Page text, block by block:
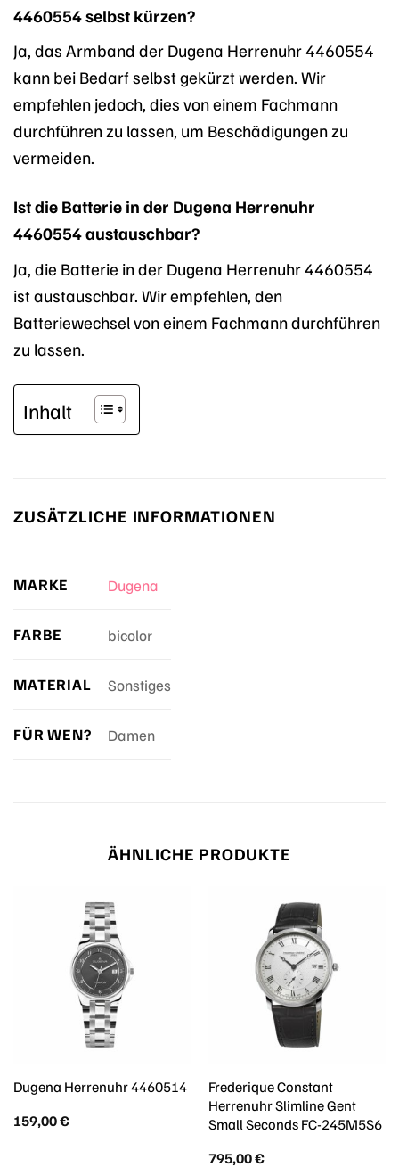
4460554 selbst kürzen?
Ja, das Armband der Dugena Herrenuhr 4460554
kann bei Bedarf selbst gekürzt werden. Wir
empfehlen jedoch, dies von einem Fachmann
durchführen zu lassen, um Beschädigungen zu
vermeiden.
Ist die Batterie in der Dugena Herrenuhr
4460554 austauschbar?
Ja, die Batterie in der Dugena Herrenuhr 4460554
ist austauschbar. Wir empfehlen, den
Batteriewechsel von einem Fachmann durchführen
zu lassen.
Inhalt
ZUSÄTZLICHE INFORMATIONEN
MARKE Dugena
FARBE bicolor
MATERIAL Sonstiges
FÜR WEN? Damen
ÄHNLICHE PRODUKTE
Dugena Herrenuhr 4460514
159,00€
Frederique Constant
Herrenuhr Slimline Gent
Small Seconds FC-245M5S6
795,00€